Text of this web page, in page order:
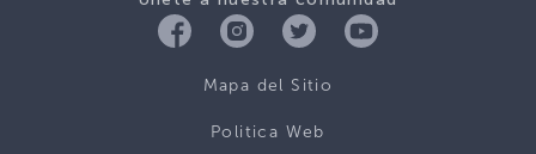
Mapa del Sitio
Politica Web